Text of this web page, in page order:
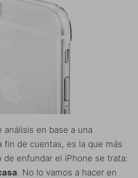
análisis en base a una
fin de cuentas, es la que más
de enfundar el iPhone se trata:
. No lo vamos a hacer en